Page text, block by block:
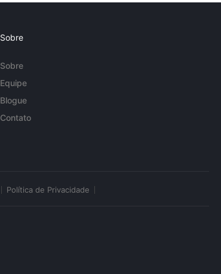
Sobre
Sobre
Equipe
Blogue
Contato
Política de Privacidade